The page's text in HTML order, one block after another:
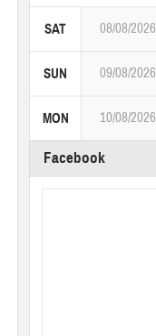
SAT 08/08/2026
SUN 09/08/2026
MON 10/08/2026
Facebook